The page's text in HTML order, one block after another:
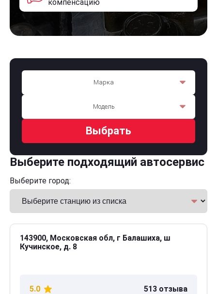
компенсацию
Марка
Модель
Выбрать
Выберите подходящий автосервис
Выберите город:
143900, Московская обл, г Балашиха, ш
Кучинское, д. 8
5.0 513 отзыва